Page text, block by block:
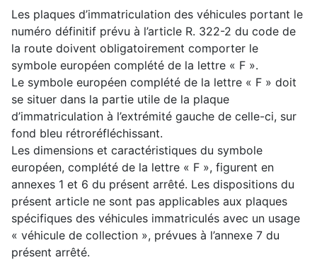
Les plaques d’immatriculation des véhicules portant le
numéro définitif prévu à l’article R. 322-2 du code de
la route doivent obligatoirement comporter le
symbole européen complété de la lettre « F ».
Le symbole européen complété de la lettre « F » doit
se situer dans la partie utile de la plaque
d’immatriculation à l’extrémité gauche de celle-ci, sur
fond bleu rétroréfléchissant.
Les dimensions et caractéristiques du symbole
européen, complété de la lettre « F », figurent en
annexes 1 et 6 du présent arrêté. Les dispositions du
présent article ne sont pas applicables aux plaques
spécifiques des véhicules immatriculés avec un usage
« véhicule de collection », prévues à l’annexe 7 du
présent arrêté.